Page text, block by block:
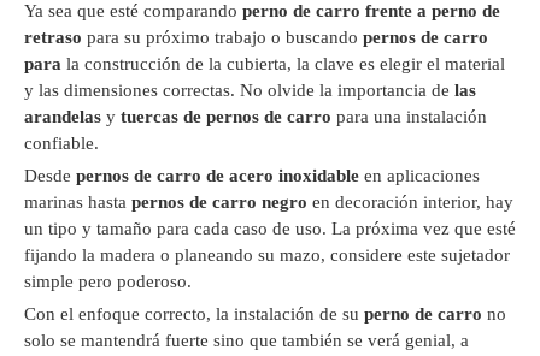
Ya sea que esté comparando perno de carro frente a perno de
retraso para su próximo trabajo o buscando pernos de carro
para la construcción de la cubierta, la clave es elegir el material
y las dimensiones correctas. No olvide la importancia de las
arandelas y tuercas de pernos de carro para una instalación
confiable.
Desde pernos de carro de acero inoxidable en aplicaciones
marinas hasta pernos de carro negro en decoración interior, hay
un tipo y tamaño para cada caso de uso. La próxima vez que esté
fijando la madera o planeando su mazo, considere este sujetador
simple pero poderoso.
Con el enfoque correcto, la instalación de su perno de carro no
solo se mantendrá fuerte sino que también se verá genial, a